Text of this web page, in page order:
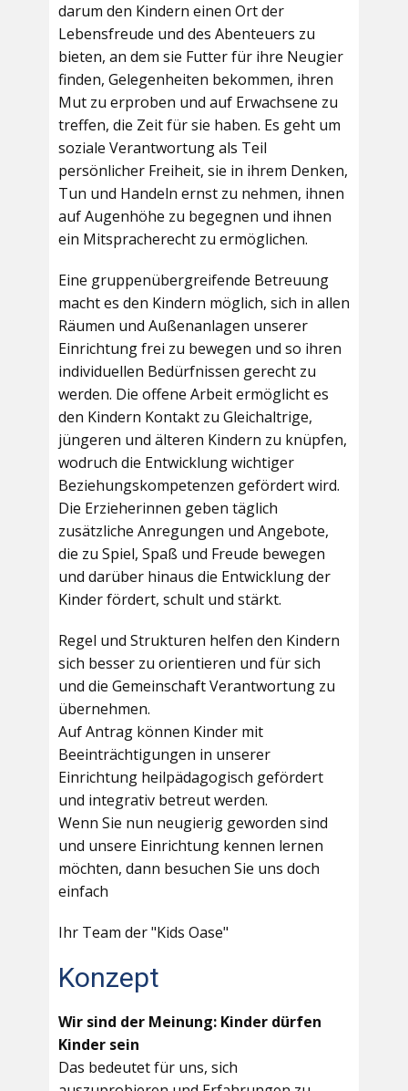
darum den Kindern einen Ort der
Lebensfreude und des Abenteuers zu
bieten, an dem sie Futter für ihre Neugier
finden, Gelegenheiten bekommen, ihren
Mut zu erproben und auf Erwachsene zu
treffen, die Zeit für sie haben. Es geht um
soziale Verantwortung als Teil
persönlicher Freiheit, sie in ihrem Denken,
Tun und Handeln ernst zu nehmen, ihnen
auf Augenhöhe zu begegnen und ihnen
ein Mitspracherecht zu ermöglichen.
Eine gruppenübergreifende Betreuung
macht es den Kindern möglich, sich in allen
Räumen und Außenanlagen unserer
Einrichtung frei zu bewegen und so ihren
individuellen Bedürfnissen gerecht zu
werden. Die offene Arbeit ermöglicht es
den Kindern Kontakt zu Gleichaltrige,
jüngeren und älteren Kindern zu knüpfen,
wodruch die Entwicklung wichtiger
Beziehungskompetenzen gefördert wird.
Die Erzieherinnen geben täglich
zusätzliche Anregungen und Angebote,
die zu Spiel, Spaß und Freude bewegen
und darüber hinaus die Entwicklung der
Kinder fördert, schult und stärkt.
Regel und Strukturen helfen den Kindern
sich besser zu orientieren und für sich
und die Gemeinschaft Verantwortung zu
übernehmen.
Auf Antrag können Kinder mit
Beeinträchtigungen in unserer
Einrichtung heilpädagogisch gefördert
und integrativ betreut werden.
Wenn Sie nun neugierig geworden sind
und unsere Einrichtung kennen lernen
möchten, dann besuchen Sie uns doch
einfach
Ihr Team der "Kids Oase"
Konzept
Wir sind der Meinung: Kinder dürfen
Kinder sein
Das bedeutet für uns, sich